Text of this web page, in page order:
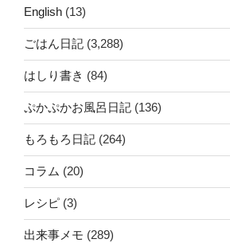
English (13)
ごはん日記 (3,288)
はしり書き (84)
ぷかぷかお風呂日記 (136)
もろもろ日記 (264)
コラム (20)
レシピ (3)
出来事メモ (289)